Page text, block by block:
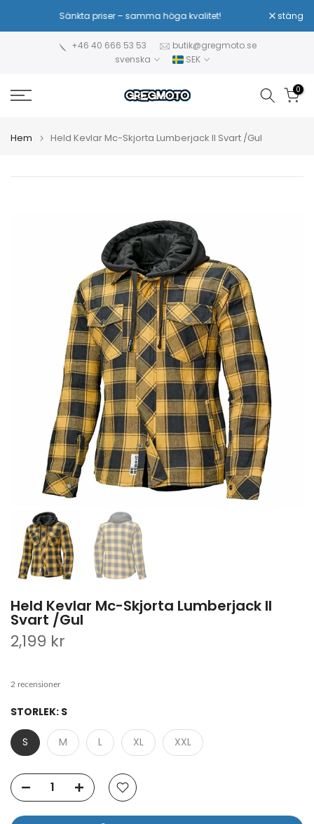
till
Sänkta priser – samma höga kvalitet! stäng
+46 40 666 53 53
butik@gregmoto.se
svenska
SEK
0
Hem Held Kevlar Mc-Skjorta Lumberjack II Svart /Gul
Held Kevlar Mc-Skjorta Lumberjack II
Svart /Gul
2,199 kr
2 recensioner
STORLEK: S
S M L XL XXL